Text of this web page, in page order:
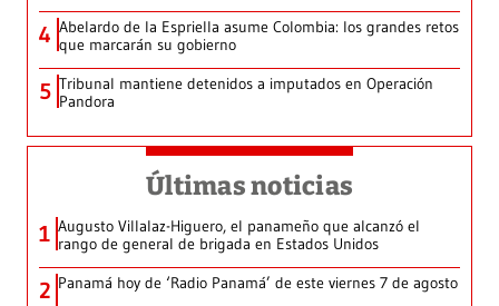
4 Abelardo de la Espriella asume Colombia: los grandes retos
que marcarán su gobierno
5 Tribunal mantiene detenidos a imputados en Operación
Pandora
Últimas noticias
1 Augusto Villalaz-Higuero, el panameño que alcanzó el
rango de general de brigada en Estados Unidos
2 Panamá hoy de ‘Radio Panamá’ de este viernes 7 de agosto